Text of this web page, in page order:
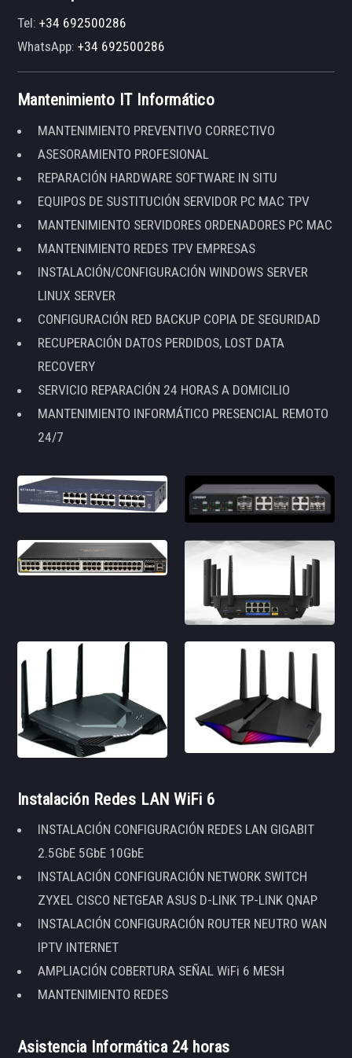
Tel:+34 692500286
WhatsApp:+34 692500286
Mantenimiento IT Informático
MANTENIMIENTO PREVENTIVO CORRECTIVO
ASESORAMIENTO PROFESIONAL
REPARACIÓN HARDWARE SOFTWARE IN SITU
EQUIPOS DE SUSTITUCIÓN SERVIDOR PC MAC TPV
MANTENIMIENTO SERVIDORES ORDENADORES PC MAC
MANTENIMIENTO REDES TPV EMPRESAS
INSTALACIÓN/CONFIGURACIÓN WINDOWS SERVER
LINUX SERVER
CONFIGURACIÓN RED BACKUP COPIA DE SEGURIDAD
RECUPERACIÓN DATOS PERDIDOS, LOST DATA
RECOVERY
SERVICIO REPARACIÓN 24 HORAS A DOMICILIO
MANTENIMIENTO INFORMÁTICO PRESENCIAL REMOTO
24/7
Instalación Redes LAN WiFi 6
INSTALACIÓN CONFIGURACIÓN REDES LAN GIGABIT
2.5GbE 5GbE 10GbE
INSTALACIÓN CONFIGURACIÓN NETWORK SWITCH
ZYXEL CISCO NETGEAR ASUS D-LINK TP-LINK QNAP
INSTALACIÓN CONFIGURACIÓN ROUTER NEUTRO WAN
IPTV INTERNET
AMPLIACIÓN COBERTURA SEÑAL WiFi 6 MESH
MANTENIMIENTO REDES
Asistencia Informática 24 horas